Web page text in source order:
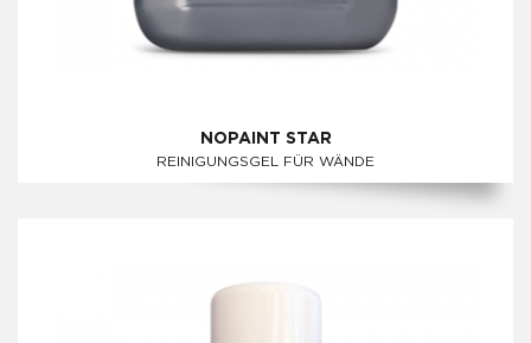
NOPAINT STAR
REINIGUNGSGEL FÜR WÄNDE